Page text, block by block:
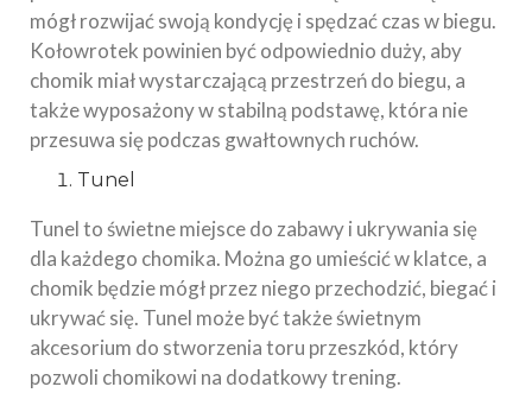
mógł rozwijać swoją kondycję i spędzać czas w biegu.
Kołowrotek powinien być odpowiednio duży, aby
chomik miał wystarczającą przestrzeń do biegu, a
także wyposażony w stabilną podstawę, która nie
przesuwa się podczas gwałtownych ruchów.
Tunel
Tunel to świetne miejsce do zabawy i ukrywania się
dla każdego chomika. Można go umieścić w klatce, a
chomik będzie mógł przez niego przechodzić, biegać i
ukrywać się. Tunel może być także świetnym
akcesorium do stworzenia toru przeszkód, który
pozwoli chomikowi na dodatkowy trening.